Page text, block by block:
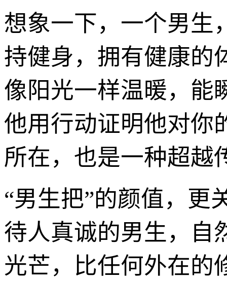
想象一下，一个男生
持健身，拥有健康的
像阳光一样温暖，能
他用行动证明他对你
所在，也是一种超越
“男生把”的颜值，更
待人真诚的男生，自
光芒，比任何外在的